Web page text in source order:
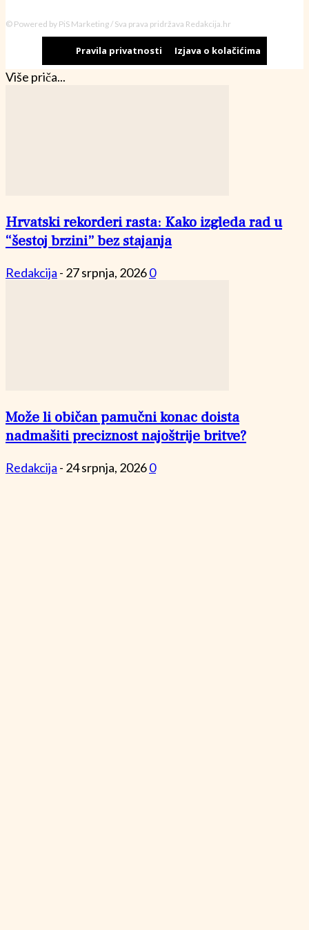
© Powered by PiS Marketing / Sva prava pridržava Redakcija.hr
Pravila privatnosti Izjava o kolačićima
Više priča...
Hrvatski rekorderi rasta: Kako izgleda rad u
“šestoj brzini” bez stajanja
Redakcija - 27 srpnja, 20260
Može li običan pamučni konac doista
nadmašiti preciznost najoštrije britve?
Redakcija - 24 srpnja, 20260